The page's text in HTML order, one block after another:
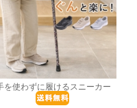
を使わずに履けるスニーカー